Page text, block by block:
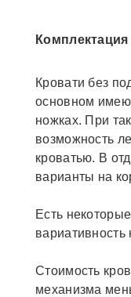
Кровати без
основном
ножках. При
возможность
кроватью. В
варианты на
Есть
вариативность
Стоимость
механизма